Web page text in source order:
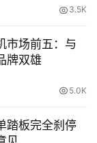
3.5K
市场前五：与
牌双雄
5.0K
踏板完全刹停